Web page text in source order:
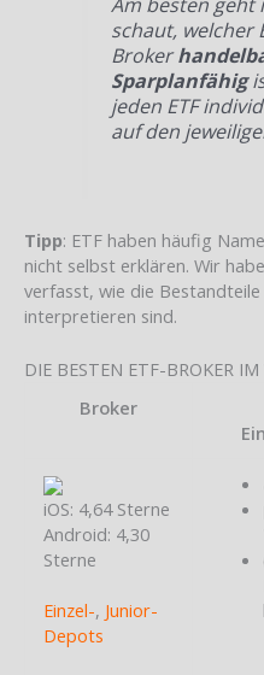
schaut, welcher
Broker
Sparplanfähig
jeden ETF
auf den
Tipp: ETF haben häufig
nicht selbst erklären. Wir
verfasst, wie die Bestandteile
interpretieren sind.
DIE BESTEN ETF-BROKER IM
Broker
iOS: 4,64 Sterne
Android: 4,30
Sterne
Einzel-, Junior-
Depots